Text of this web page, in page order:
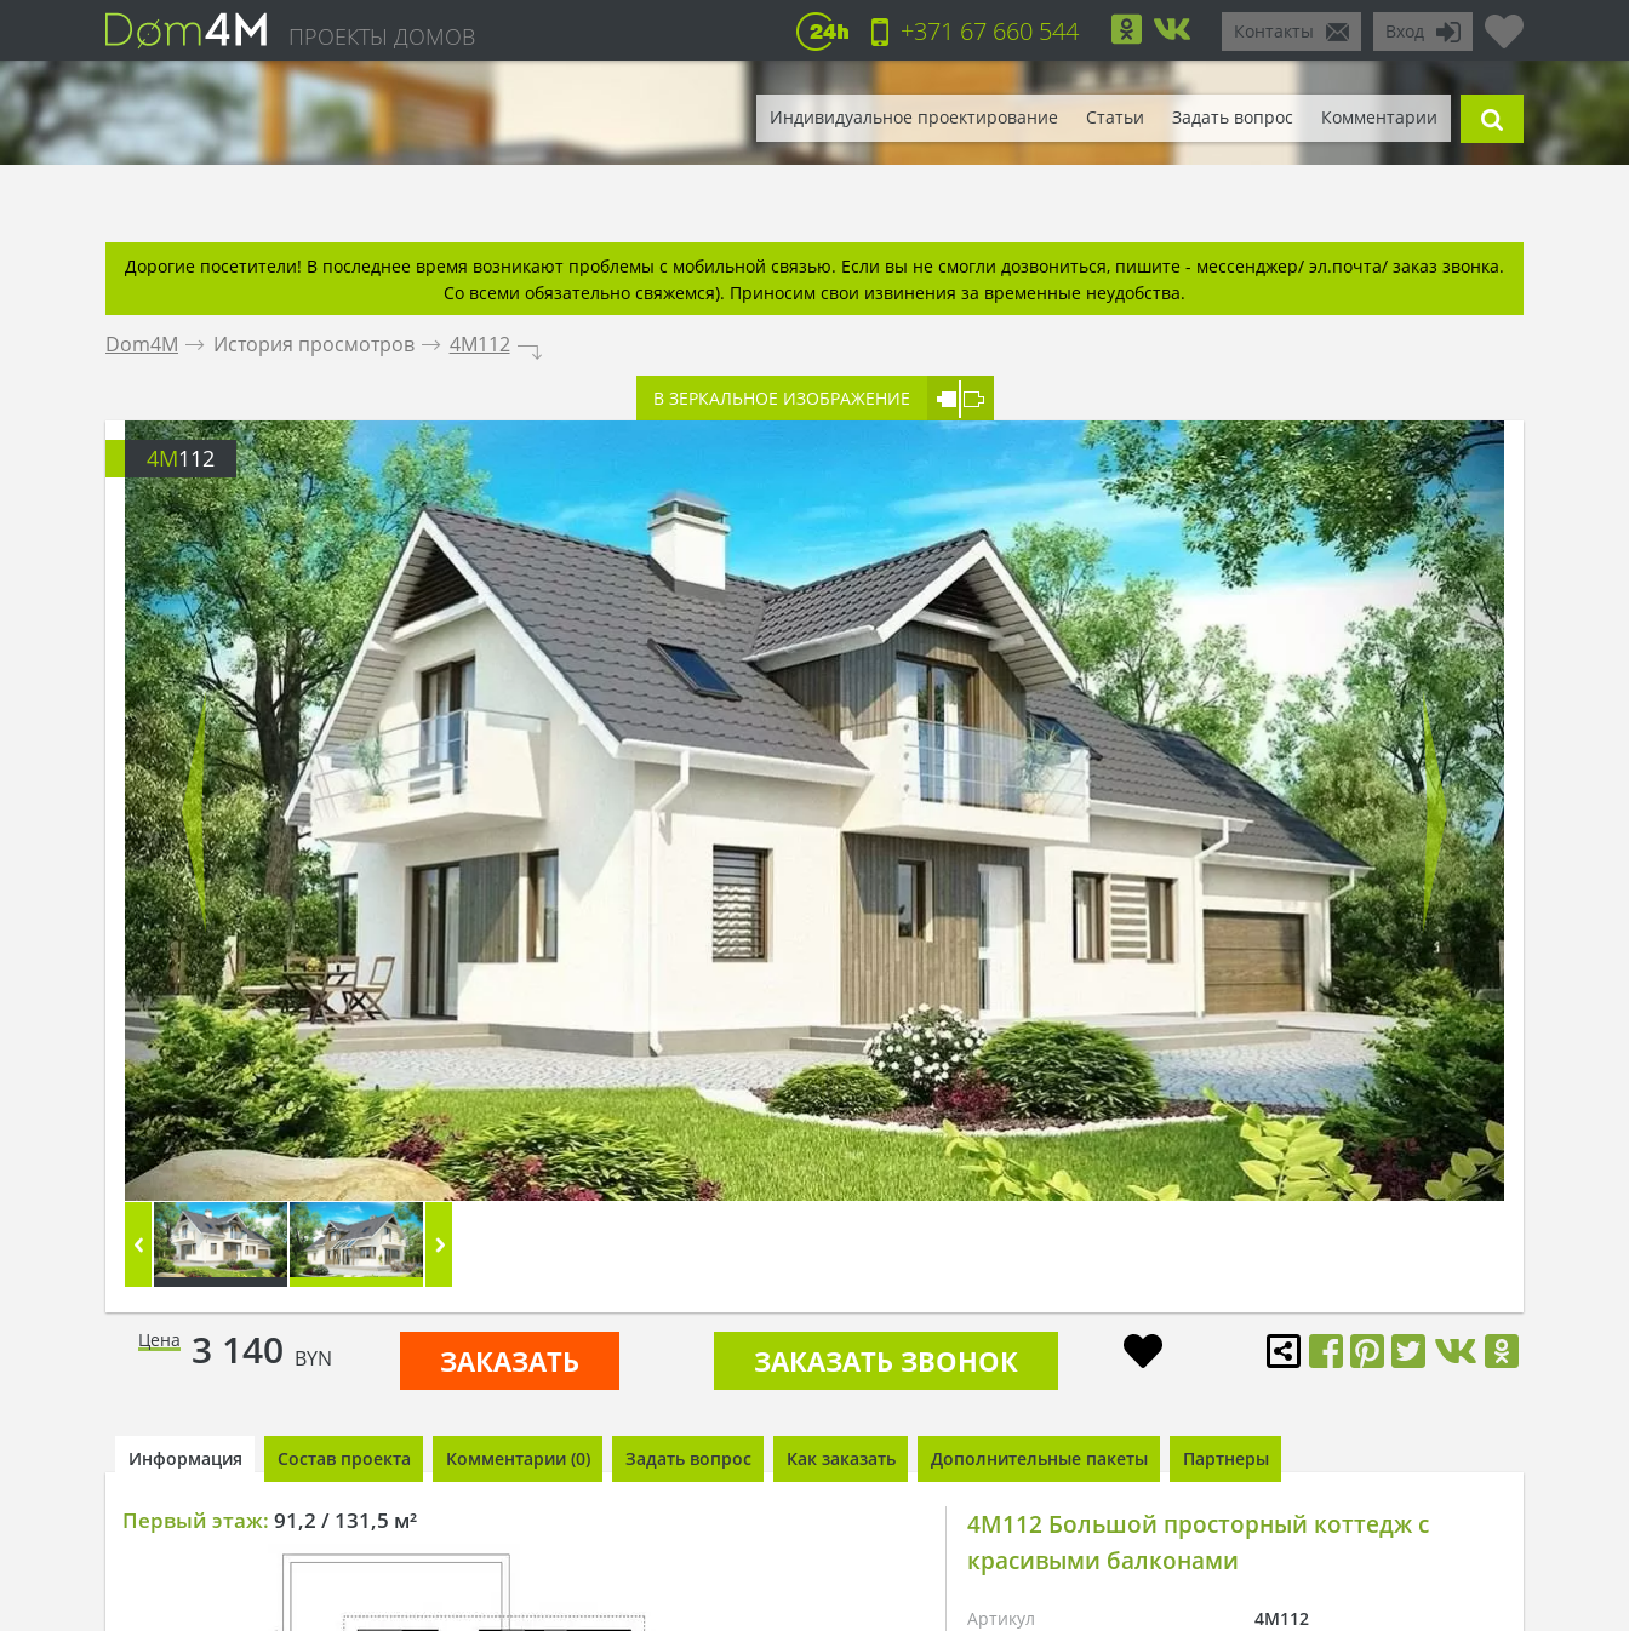
ПРОЕКТЫ ДОМОВ Вход
Контакты
+371 67 660 544
Индивидуальное проектирование Статьи Задать вопрос Комментарии
Дорогие посетители! В последнее время возникают проблемы с мобильной связью. Если вы не смогли дозвониться, пишите - мессенджер/ эл.почта/ заказ звонка.
Со всеми обязательно свяжемся). Приносим свои извинения за временные неудобства.
Dom4M . История просмотров . 4M112 .
В ЗЕРКАЛЬНОЕ ИЗОБРАЖЕНИЕ
4M112
Цена 3 140 BYN ЗАКАЗАТЬ ЗАКАЗАТЬ ЗВОНОК
Информация Состав проекта Комментарии (0) Задать вопрос Как заказать Дополнительные пакеты Партнеры
Первый этаж: 91,2 / 131,5 м²
4M112 Большой просторный коттедж с
красивыми балконами
Артикул
4M112